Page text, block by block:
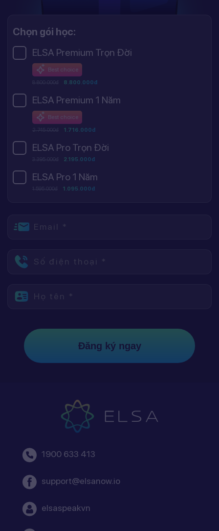
Chọn gói học:
ELSA Premium Trọn Đời
Best choice
8.800.000đ 8.800.000đ
ELSA Premium 1 Năm
Best choice
2.745.000đ 1.716.000đ
ELSA Pro Trọn Đời
3.395.000đ 2.195.000đ
ELSA Pro 1 Năm
1.595.000đ 1.095.000đ
Email *
Số điện thoại *
Họ tên *
Đăng ký ngay
1900 633 413
support@elsanow.io
elsaspeakvn